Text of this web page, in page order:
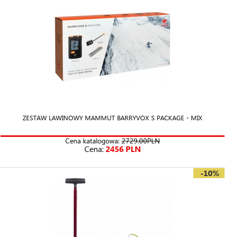
górskiego weld.pl znajduje się szeroki asortyment ratunkowego
sprzętu lawinowego markiPieps/Black Diamondoraz
Sprzęt posiadany w naszej ofercie od lat dominuje w testach i
rankingach sprzętu lawinowego. Jednym z liderów w tej dziedzinie jest
sprzęt lawinowy MammutU nas znajdziesz wszystko, czego
potrzebujesz, by bezpiecznie czuć się w górach. Przy okazji sprzętu
lawinowego należy pamiętać oapteczce, foli NRC oraz
. Podczas nieszczęśliwego wypadku ogrzewacz wraz z
ochroni poszkodowanego przed wychłodzeniem.
ZESTAW LAWINOWY MAMMUT BARRYVOX S PACKAGE - MIX
Cena katalogowa: 2729.00PLN
Cena:2456 PLN
-10%